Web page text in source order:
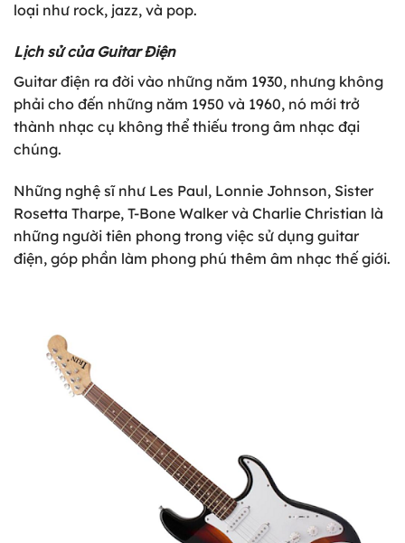
loại như rock, jazz, và pop.
Lịch sử của Guitar Điện
Guitar điện ra đời vào những năm 1930, nhưng không
phải cho đến những năm 1950 và 1960, nó mới trở
thành nhạc cụ không thể thiếu trong âm nhạc đại
chúng.
Những nghệ sĩ như Les Paul, Lonnie Johnson, Sister
Rosetta Tharpe, T-Bone Walker và Charlie Christian là
những người tiên phong trong việc sử dụng guitar
điện, góp phần làm phong phú thêm âm nhạc thế giới.